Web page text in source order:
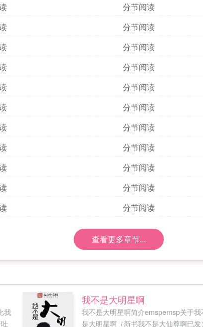
分节阅读
分节阅读
分节阅读
分节阅读
分节阅读
分节阅读
分节阅读
分节阅读
分节阅读
分节阅读
分节阅读
查看更多章节...
我
我不是大明星啊
我不是大明星啊简介emspemsp关于我
是大明星啊（新书我不是大仙尊啊已发）